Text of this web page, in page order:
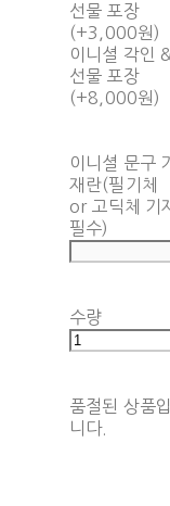
선물 포장
(+3,000원)
이니셜 각인 &
선물 포장
(+8,000원)
이니셜 문구 기
재란(필기체
or 고딕체 기
필수)
수량
품절된 상품입
니다.